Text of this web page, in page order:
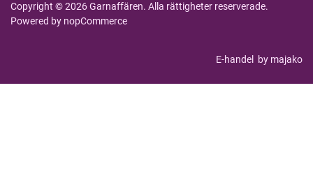
Copyright © 2026 Garnaffären. Alla rättigheter reserverade.
Powered by nopCommerce
E-handel by majako